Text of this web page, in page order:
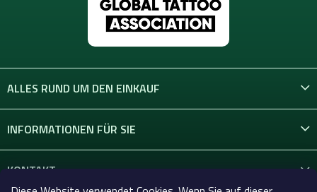
ALLES RUND UM DEN EINKAUF
INFORMATIONEN FÜR SIE
KONTAKT